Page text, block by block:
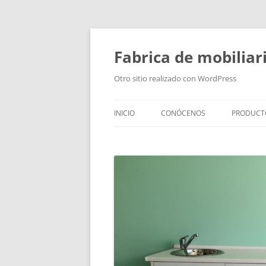
Fabrica de
Otro sitio realizado con WordPress
INICIO CONÓCENOS